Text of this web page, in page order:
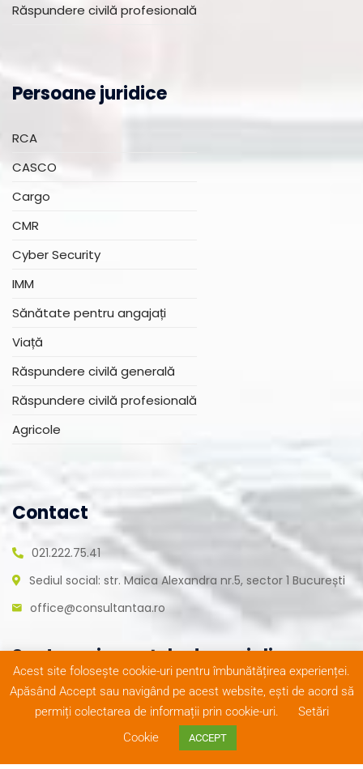
Răspundere civilă profesională
Persoane juridice
RCA
CASCO
Cargo
CMR
Cyber Security
IMM
Sănătate pentru angajați
Viață
Răspundere civilă generală
Răspundere civilă profesională
Agricole
Contact
021.222.75.41
Sediul social: str. Maica Alexandra nr.5, sector 1 București
office@consultantaa.ro
Suntem și pe rețele de socializare
Acest site folosește cookie-uri pentru îmbunătățirea experienței.
Apăsând Accept sau navigând pe acest website, ești de acord să
permiți colectarea de informații prin cookie-uri.
Setări
Cookie
ACCEPT